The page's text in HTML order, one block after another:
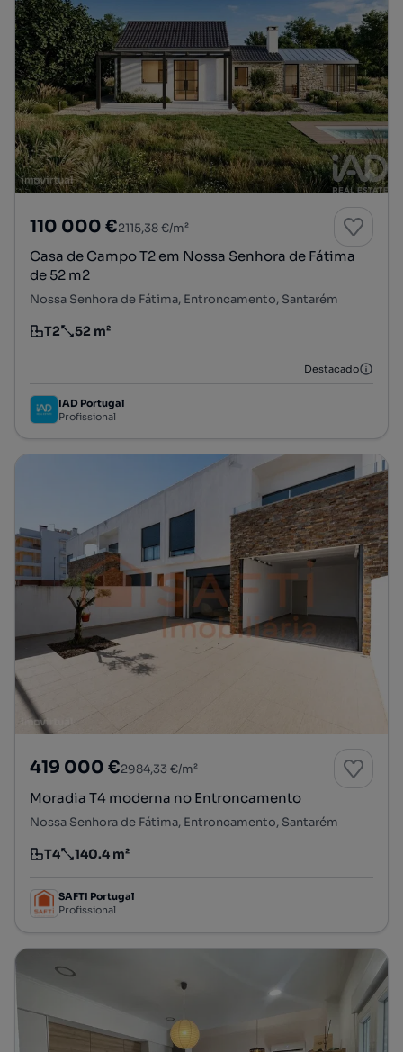
110 000 €2115,38 €/m²
Casa de Campo T2 em Nossa Senhora de Fátima
de 52 m2
Nossa Senhora de Fátima, Entroncamento, Santarém
Tipologia
T2
Preço por metro quadrado
52 m²
Destacado
IAD Portugal
Profissional
419 000 €2984,33 €/m²
Moradia T4 moderna no Entroncamento
Nossa Senhora de Fátima, Entroncamento, Santarém
Tipologia
T4
Preço por metro quadrado
140.4 m²
SAFTI Portugal
Profissional